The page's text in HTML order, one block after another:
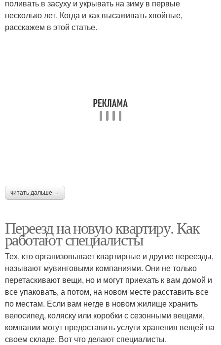
поливать в засуху и укрывать на зиму в первые
несколько лет. Когда и как высаживать хвойные,
расскажем в этой статье.
читать дальше →
Переезд на новую квартиру. Как
работают специалисты
Тех, кто организовывает квартирные и другие переезды,
называют мувинговыми компаниями. Они не только
перетаскивают вещи, но и могут приехать к вам домой и
все упаковать, а потом, на новом месте расставить все
по местам. Если вам негде в новом жилище хранить
велосипед, коляску или коробки с сезонными вещами,
компании могут предоставить услуги хранения вещей на
своем складе. Вот что делают специалисты.